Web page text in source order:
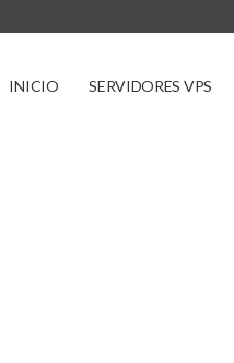
INICIO SERVIDORES VPS